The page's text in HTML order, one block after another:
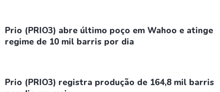
Prio (PRIO3) abre último poço em Wahoo e atinge
regime de 10 mil barris por dia
Prio (PRIO3) registra produção de 164,8 mil barris